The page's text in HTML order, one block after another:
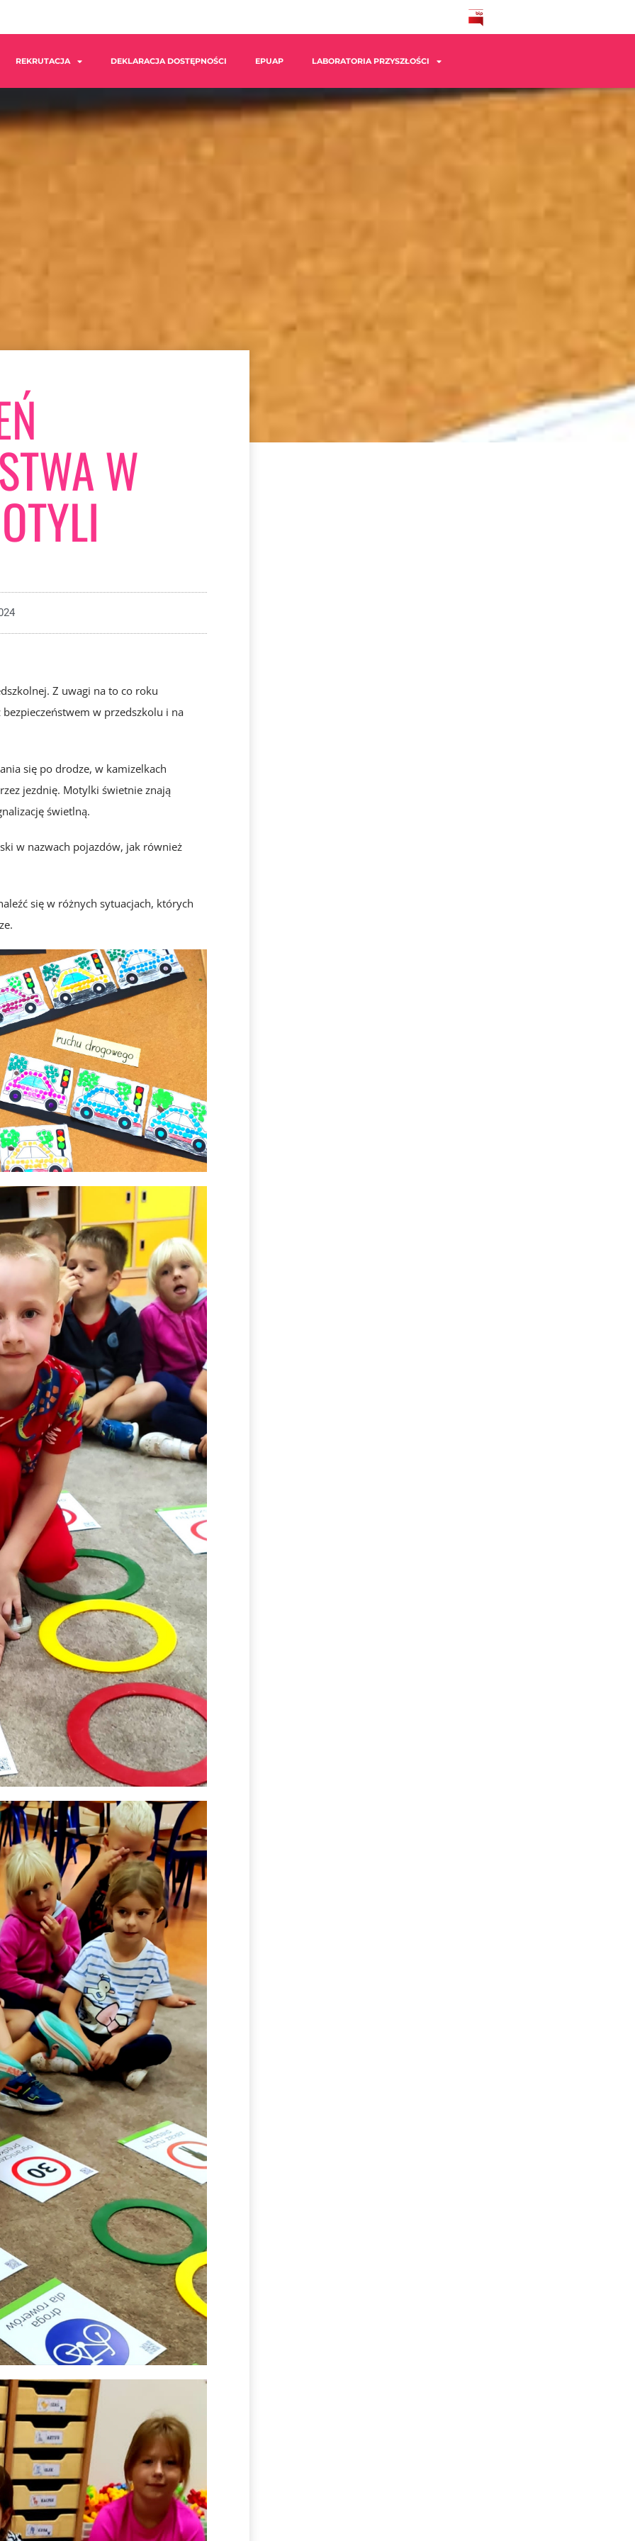
REKRUTACJA DEKLARACJA DOSTĘPNOŚCI EPUAP LABORATORIA PRZYSZŁOŚCI
W
Z uwagi na to co roku
w przedszkolu i na
się po drodze, w kamizelkach
jezdnię. Motylki świetnie znają
świetlną.
w nazwach pojazdów, jak również
się w różnych sytuacjach, których